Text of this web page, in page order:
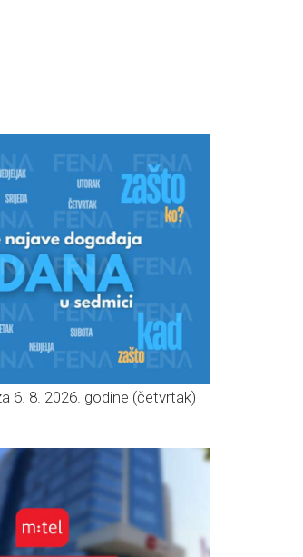
6. 8. 2026. godine (četvrtak)